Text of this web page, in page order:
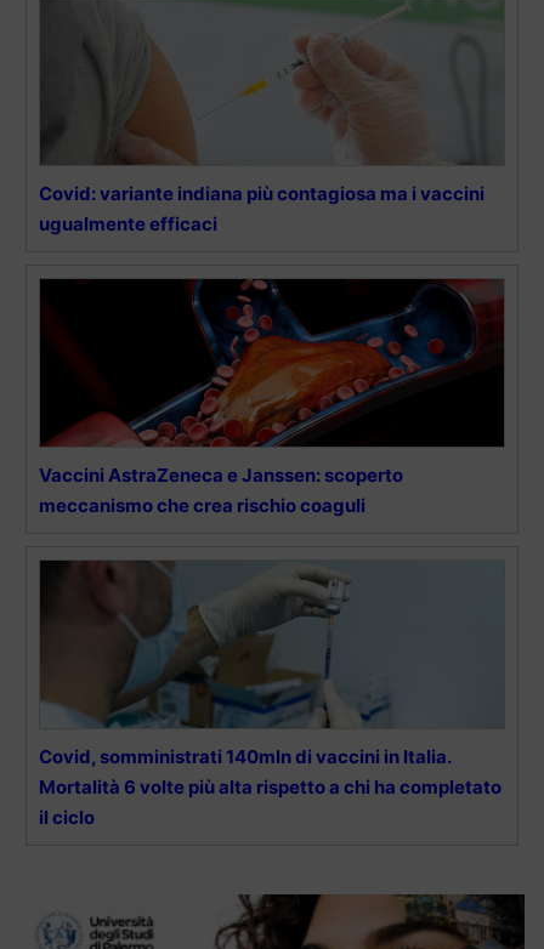
Covid: variante indiana più contagiosa ma i vaccini
ugualmente efficaci
Vaccini AstraZeneca e Janssen: scoperto
meccanismo che crea rischio coaguli
Covid, somministrati 140mln di vaccini in Italia.
Mortalità 6 volte più alta rispetto a chi ha completato
il ciclo